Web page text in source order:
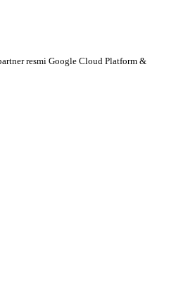
resmi Google Cloud Platform &